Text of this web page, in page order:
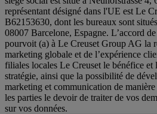
représentant désigné dans l'UE est Le
B62153630, dont les bureaux sont
08007 Barcelone, Espagne. L’accord
pourvoit (a) à Le Creuset Group AG la
marketing globale et de l’expérience
filiales locales Le Creuset le bénéfice et
stratégie, ainsi que la possibilité de
marketing et communication de
les parties le devoir de traiter de vos
sur vos données.